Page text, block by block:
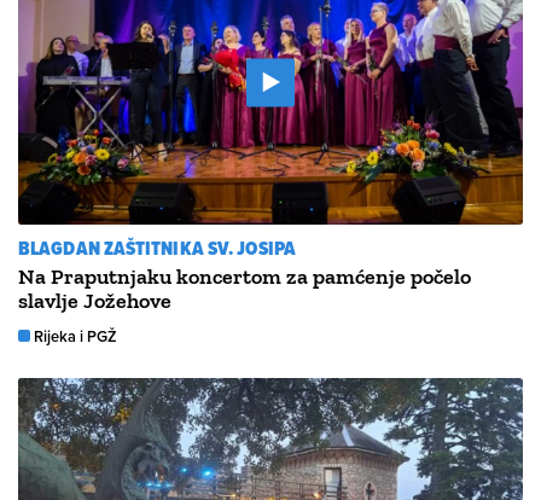
BLAGDAN ZAŠTITNIKA SV. JOSIPA
Na Praputnjaku koncertom za pamćenje počelo
slavlje Jožehove
Rijeka i PGŽ